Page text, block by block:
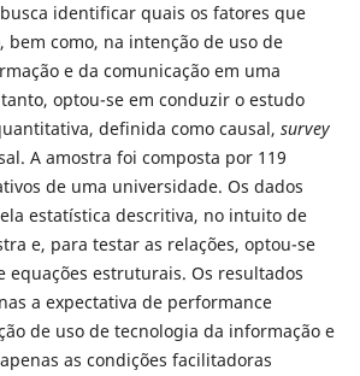
identificar quais os fatores que
bem como, na intenção de uso de
e da comunicação em uma
optou-se em conduzir o estudo
definida como causal, survey
A amostra foi composta por 119
de uma universidade. Os dados
estatística descritiva, no intuito de
e, para testar as relações, optou-se
equações estruturais. Os resultados
a expectativa de performance
de uso de tecnologia da informação e
as condições facilitadoras